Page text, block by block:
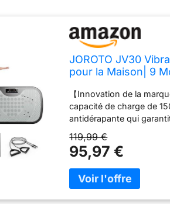
JOROTO JV30
pour la Maison| 9
150kg
【Innovation de la
capacité de charge de
antidérapante qui
niveaux, ce qui vous
physique afin
【Détendre le corps et
JOROTO font travailler
flexibilité. Elle a été
119,99 €
95,97 €